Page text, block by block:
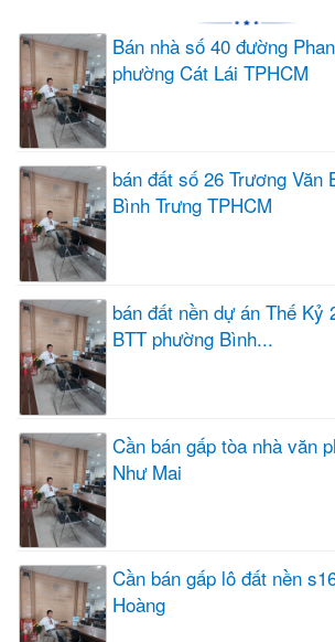
Bán nhà số 40 đường
phường Cát Lái TPHCM
bán đất số 26 Trương Văn
Bình Trưng TPHCM
bán đất nền dự án Thế Kỷ
BTT phường Bình...
Cần bán gấp tòa nhà văn
Như Mai
Cần bán gấp lô đất nền
Hoàng